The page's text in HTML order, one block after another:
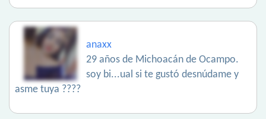
anaxx
29 años de Michoacán de Ocampo.
soy bi...ual si te gustó desnúdame y
asme tuya ????